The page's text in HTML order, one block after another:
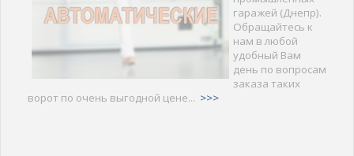
гаражей (Днепр).
Обращайтесь к
нам в любой
удобный Вам
день по вопросам
заказа таких
ворот по очень выгодной цене... >>>